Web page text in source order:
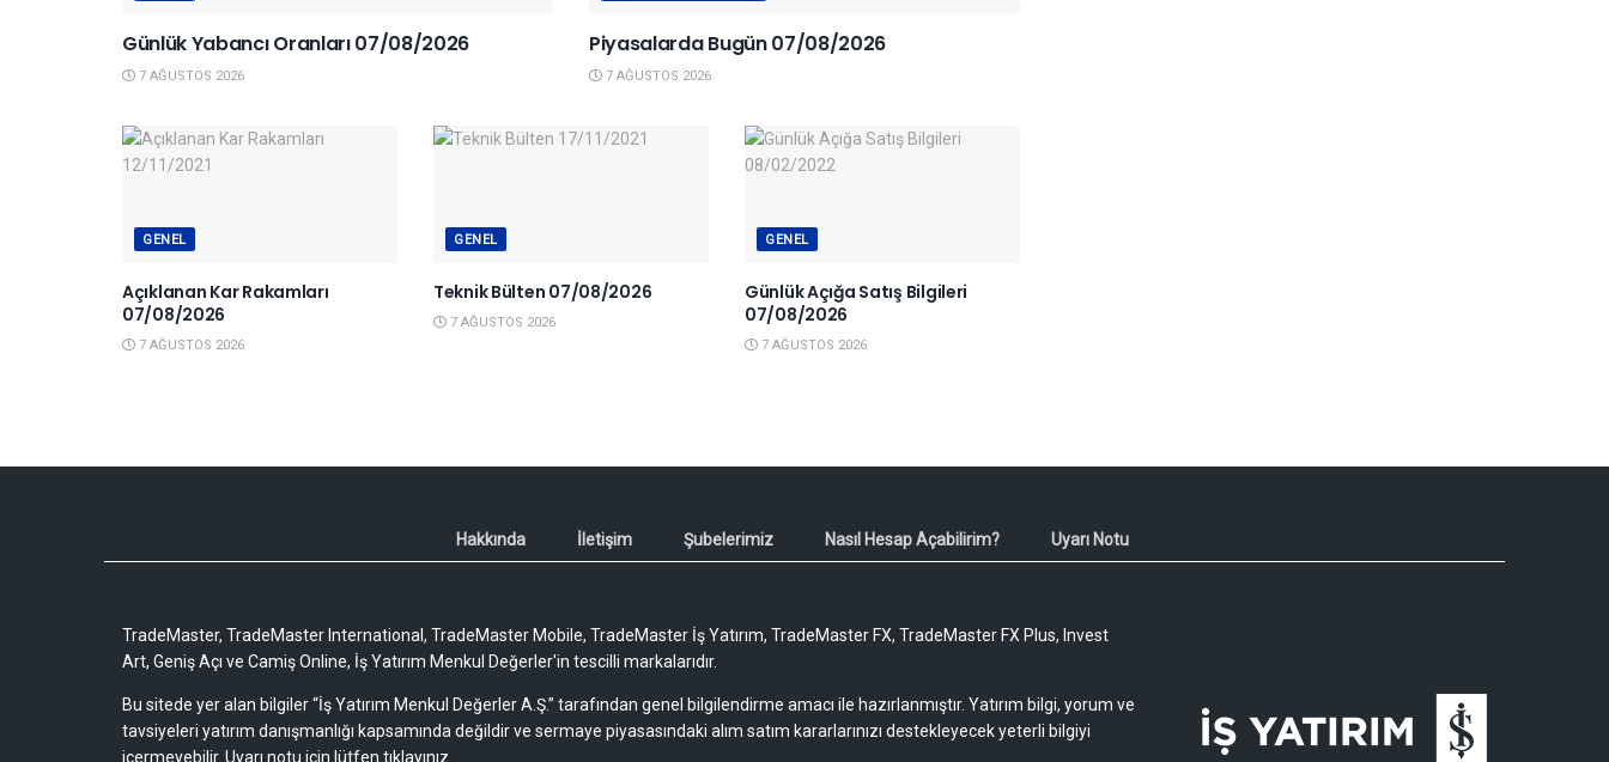
Günlük Yabancı Oranları 07/08/2026
7 AĞUSTOS 2026
Piyasalarda Bugün 07/08/2026
7 AĞUSTOS 2026
GENEL
Açıklanan Kar Rakamları
07/08/2026
7 AĞUSTOS 2026
GENEL
Teknik Bülten 07/08/2026
7 AĞUSTOS 2026
GENEL
Günlük Açığa Satış Bilgileri
07/08/2026
7 AĞUSTOS 2026
Hakkında İletişim Şubelerimiz Nasıl Hesap Açabilirim? Uyarı Notu
TradeMaster, TradeMaster International, TradeMaster Mobile, TradeMaster İş Yatırım, TradeMaster FX, TradeMaster FX Plus, Invest
Art, Geniş Açı ve Camiş Online, İş Yatırım Menkul Değerler'in tescilli markalarıdır.
Bu sitede yer alan bilgiler “İş Yatırım Menkul Değerler A.Ş.” tarafından genel bilgilendirme amacı ile hazırlanmıştır. Yatırım bilgi, yorum ve
tavsiyeleri yatırım danışmanlığı kapsamında değildir ve sermaye piyasasındaki alım satım kararlarınızı destekleyecek yeterli bilgiyi
içermeyebilir. Uyarı notu için lütfen tıklayınız.